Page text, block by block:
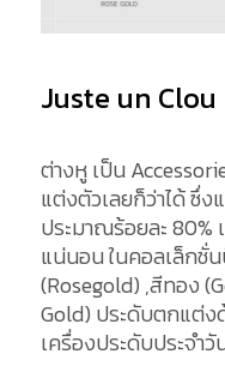
Juste un Clou
ต่างหู เป็น
แต่งตัวเลยก็ว่าได้ ซึ่
ประมาณร้อยละ 80%
แน่นอน ในคอลเล็กชั่
(Rosegold) ,สีทอง
Gold) ประดับตกแต่ง
เครื่องประดับประจำ